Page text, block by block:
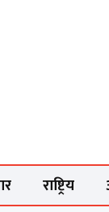
राष्ट्रिय